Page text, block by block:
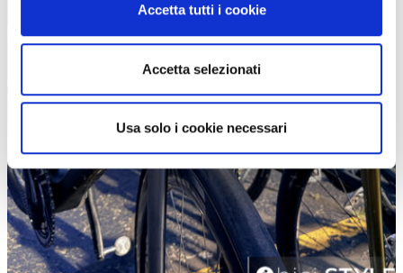
Accetta tutti i cookie
Accetta selezionati
Usa solo i cookie necessari